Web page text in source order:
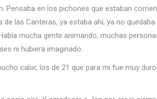
Pensaba en los pichones que estaban
las Canteras, ya estaba ahí, ya no
mucha gente animando, muchas
ni hubiera imaginado.
calor, los de 21 que para mi fue muy